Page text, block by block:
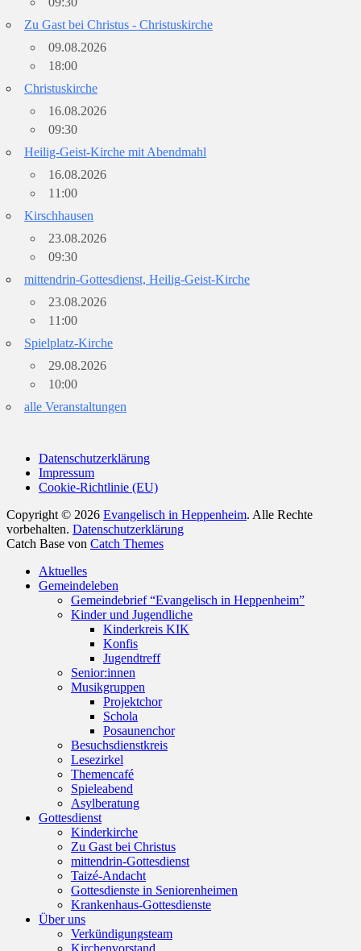
Zu Gast bei Christus - Christuskirche
09.08.2026
18:00
Christuskirche
16.08.2026
09:30
Heilig-Geist-Kirche mit Abendmahl
16.08.2026
11:00
Kirschhausen
23.08.2026
09:30
mittendrin-Gottesdienst, Heilig-Geist-Kirche
23.08.2026
11:00
Spielplatz-Kirche
29.08.2026
10:00
alle Veranstaltungen
Datenschutzerklärung
Impressum
Cookie-Richtlinie (EU)
Copyright © 2026 Evangelisch in Heppenheim. Alle Rechte
vorbehalten. Datenschutzerklärung
Catch Base von Catch Themes
oben
scrollen
Aktuelles
Gemeindeleben
Gemeindebrief “Evangelisch in Heppenheim”
Kinder und Jugendliche
Kinderkreis KIK
Konfis
Jugendtreff
Senior:innen
Musikgruppen
Projektchor
Schola
Posaunenchor
Besuchsdienstkreis
Lesezirkel
Themencafé
Spieleabend
Asylberatung
Gottesdienst
Kinderkirche
Zu Gast bei Christus
mittendrin-Gottesdienst
Taizé-Andacht
Gottesdienste in Seniorenheimen
Krankenhaus-Gottesdienste
Über uns
Verkündigungsteam
Kirchenvorstand